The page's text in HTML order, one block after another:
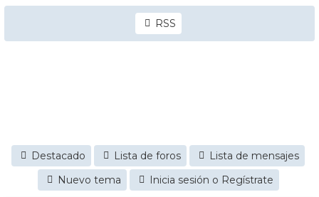
RSS
Destacado Lista de foros
Lista de mensajes
Nuevo tema
Inicia sesión o Regístrate